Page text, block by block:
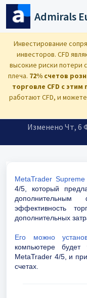
Переход к главному
Admirals
Инвестирование
инвесторов. CFD
высокие риски потери
плеча. 72% счетов
торговле CFD с
работают CFD, и
Главная ... Что
Что
тоже
Изменено Чт, 6
MetaTrader Supreme
4/5, который
дополнительным
эффективность
дополнительных
Его можно
компьютере будет
MetaTrader 4/5, и
счетах.